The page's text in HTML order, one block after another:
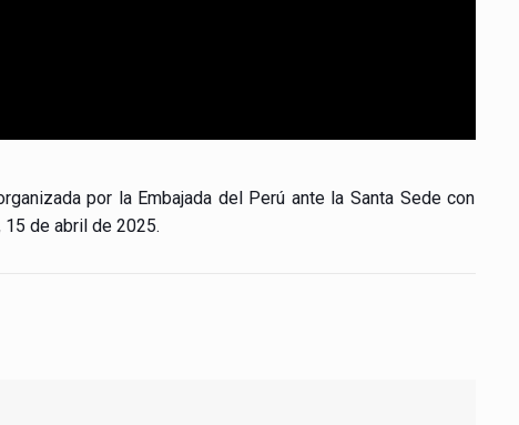
por la Embajada del Perú ante la Santa Sede con
de abril de 2025.